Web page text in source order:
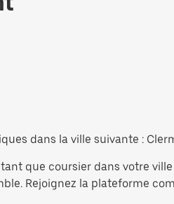
dans la ville suivante :
que coursier dans votre
Rejoignez la plateforme